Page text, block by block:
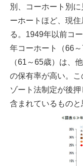
別、コーホート別
ーホートほど、現
る。1949年以前コ
年コーホート（66
（61～65歳）は、
の保有率が高い。
ゾート法制定が後
含まれているものと